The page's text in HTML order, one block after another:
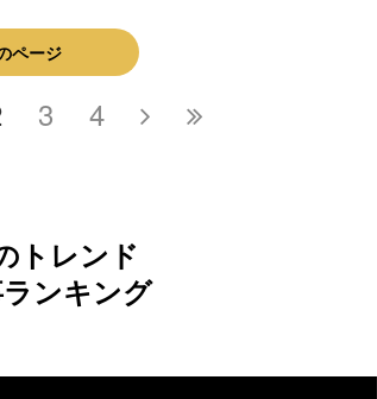
ページ
3 4
トレンド
ンキング